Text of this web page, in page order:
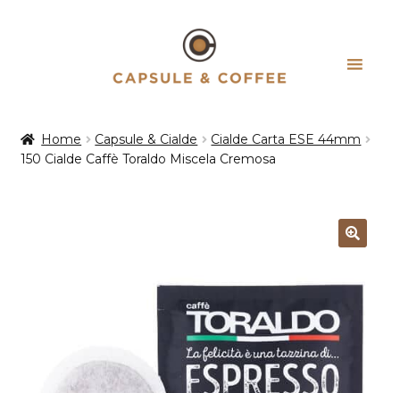
Home Capsule & Cialde
Cialde Carta ESE 44mm
150 Cialde Caffè Toraldo Miscela Cremosa